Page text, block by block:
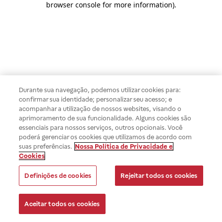
browser console for more information).
Durante sua navegação, podemos utilizar cookies para:
confirmar sua identidade; personalizar seu acesso; e
acompanhar a utilização de nossos websites, visando o
aprimoramento de sua funcionalidade. Alguns cookies são
essenciais para nossos serviços, outros opcionais. Você
poderá gerenciar os cookies que utilizamos de acordo com
suas preferências. Nossa Política de Privacidade e
Cookies
Definições de cookies Rejeitar todos os cookies
Aceitar todos os cookies